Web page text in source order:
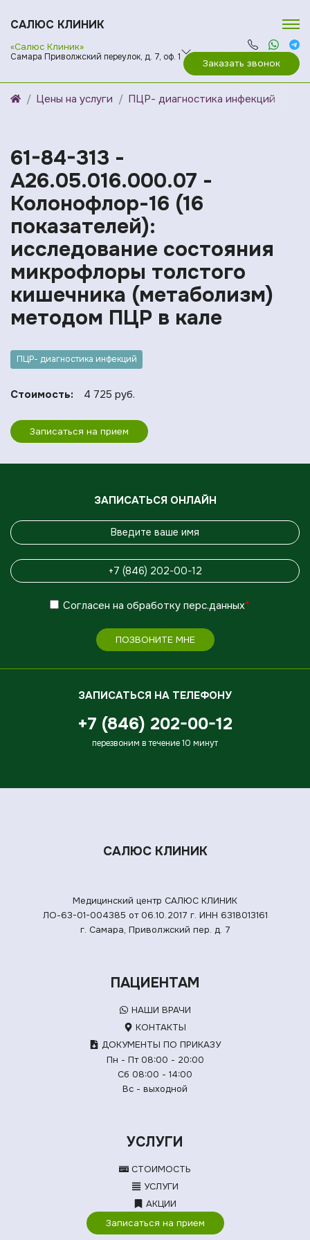
САЛЮС КЛИНИК
«Салюс Клиник»
Самара Приволжский переулок, д. 7, оф. 1
Заказать звонок
Цены на услуги ПЦР- диагностика инфекций
61-84-313 -
A26.05.016.000.07 -
Колонофлор-16 (16
показателей):
исследование состояния
микрофлоры толстого
кишечника (метаболизм)
методом ПЦР в кале
ПЦР- диагностика инфекций
Стоимость: 4 725 руб.
Записаться на прием
ЗАПИСАТЬСЯ ОНЛАЙН
Согласен на обработку перс.данных*
ПОЗВОНИТЕ МНЕ
ЗАПИСАТЬСЯ НА ТЕЛЕФОНУ
+7 (846) 202-00-12
перезвоним в течение 10 минут
САЛЮС КЛИНИК
Медицинский центр САЛЮС КЛИНИК
ЛО-63-01-004385 от 06.10.2017 г. ИНН 6318013161
г. Самара, Приволжский пер. д. 7
ПАЦИЕНТАМ
НАШИ ВРАЧИ
КОНТАКТЫ
ДОКУМЕНТЫ ПО ПРИКАЗУ
Пн - Пт 08:00 - 20:00
Сб 08:00 - 14:00
Вс - выходной
УСЛУГИ
СТОИМОСТЬ
УСЛУГИ
АКЦИИ
Записаться на прием